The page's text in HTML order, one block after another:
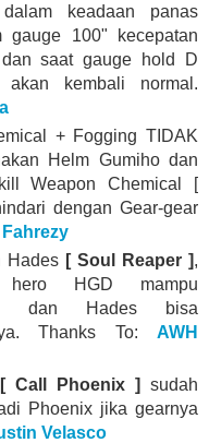
keadaan panas
gauge 100" kecepatan
saat gauge hold D
akan kembali normal.
+ Fogging TIDAK
Helm Gumiho dan
Weapon Chemical [
dengan Gear-gear
Hades [ Soul Reaper ],
HGD mampu
dan Hades bisa
Thanks To: AWH
[ Call Phoenix ]
sudah
Phoenix jika gearnya
Velasco